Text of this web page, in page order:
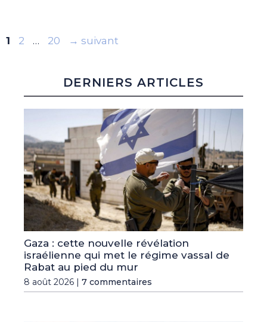
Page
1 Page
2 … Page
20 → suivant
DERNIERS ARTICLES
Gaza : cette nouvelle révélation
israélienne qui met le régime vassal de
Rabat au pied du mur
8 août 2026 | 7 commentaires